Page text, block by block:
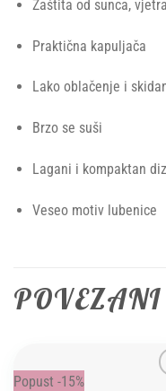
Zaštita od sunca,
Praktična kapuljača
Lako oblačenje i
Brzo se suši
Lagani i kompaktan
Veseo motiv lubenice
Popust -15%